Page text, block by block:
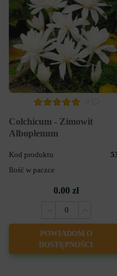
Colchicum - Zimowit
Alboplenum
Kod produktu
Ilość w paczce
0.00 zł
POWIADOM O
DOSTĘPNOŚCI